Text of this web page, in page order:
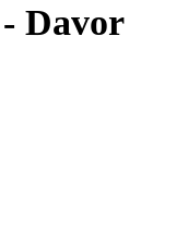
Davor